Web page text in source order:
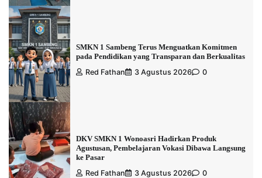
SMKN 1 Sambeng Terus Menguatkan Komitmen
pada Pendidikan yang Transparan dan Berkualitas
Red Fathan
3 Agustus 2026 0
DKV SMKN 1 Wonoasri Hadirkan Produk
Agustusan, Pembelajaran Vokasi Dibawa Langsung
ke Pasar
Red Fathan
3 Agustus 2026 0